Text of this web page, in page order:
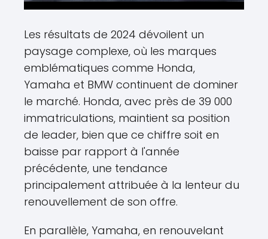
Les résultats de 2024 dévoilent un
paysage complexe, où les marques
emblématiques comme Honda,
Yamaha et BMW continuent de dominer
le marché. Honda, avec près de 39 000
immatriculations, maintient sa position
de leader, bien que ce chiffre soit en
baisse par rapport à l'année
précédente, une tendance
principalement attribuée à la lenteur du
renouvellement de son offre.
En parallèle, Yamaha, en renouvelant